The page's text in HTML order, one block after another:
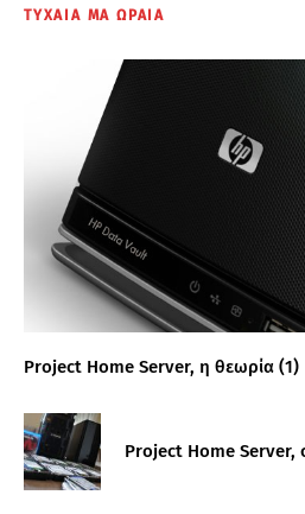
ΤΥΧΑΙΑ ΜΑ ΩΡΑΙΑ
Project Home Server, η θεωρία (1)
Project Home Server,